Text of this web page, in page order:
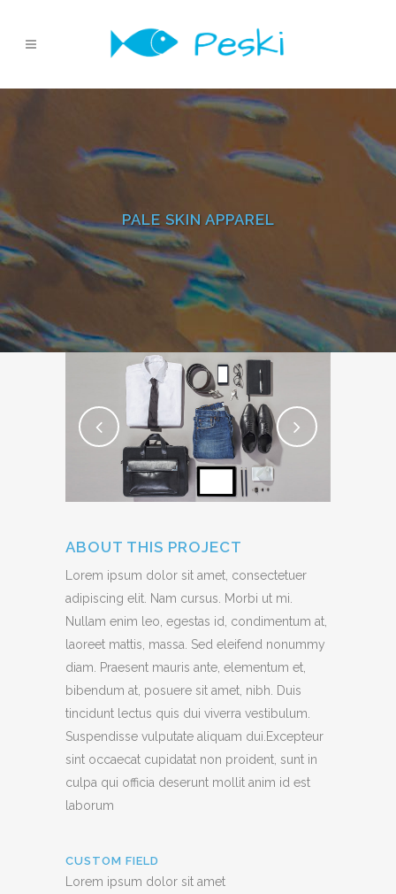
PALE SKIN APPAREL
ABOUT THIS PROJECT
Lorem ipsum dolor sit amet, consectetuer
adipiscing elit. Nam cursus. Morbi ut mi.
Nullam enim leo, egestas id, condimentum at,
laoreet mattis, massa. Sed eleifend nonummy
diam. Praesent mauris ante, elementum et,
bibendum at, posuere sit amet, nibh. Duis
tincidunt lectus quis dui viverra vestibulum.
Suspendisse vulputate aliquam dui.Excepteur
sint occaecat cupidatat non proident, sunt in
culpa qui officia deserunt mollit anim id est
laborum
CUSTOM FIELD
Lorem ipsum dolor sit amet